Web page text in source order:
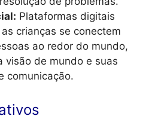
Plataformas digitais
crianças se conectem
ao redor do mundo,
visão de mundo e suas
comunicação.